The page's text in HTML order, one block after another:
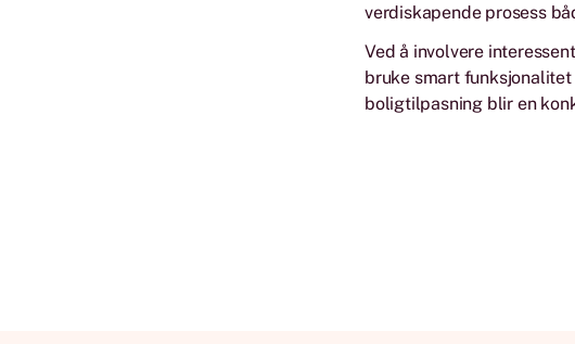
verdiskapende prosess
Ved å involvere
bruke smart
boligtilpasning blir en